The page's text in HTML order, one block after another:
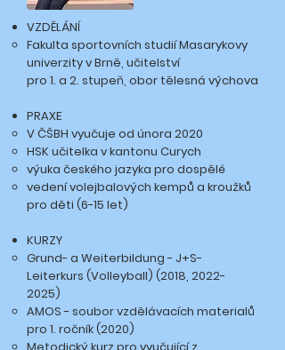
VZDĚLÁNÍ
Fakulta sportovních studií Masarykovy
univerzity v Brně, učitelství
pro 1. a 2. stupeň, obor tělesná výchova
PRAXE
V ČŠBH vyučuje od února 2020
HSK učitelka v kantonu Curych
výuka českého jazyka pro dospělé
vedení volejbalových kempů a kroužků
pro děti (6-15 let)
KURZY
Grund- a Weiterbildung - J+S-
Leiterkurs (Volleyball) (2018, 2022-
2025)
​AMOS - soubor vzdělávacích materialů
pro 1. ročník (2020)